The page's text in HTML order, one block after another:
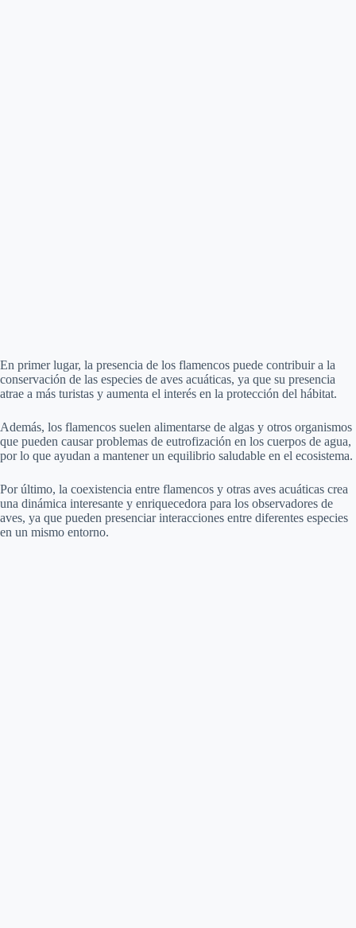
En primer lugar, la presencia de los flamencos puede contribuir a la
conservación de las especies de aves acuáticas, ya que su presencia
atrae a más turistas y aumenta el interés en la protección del hábitat.
Además, los flamencos suelen alimentarse de algas y otros organismos
que pueden causar problemas de eutrofización en los cuerpos de agua,
por lo que ayudan a mantener un equilibrio saludable en el ecosistema.
Por último, la coexistencia entre flamencos y otras aves acuáticas crea
una dinámica interesante y enriquecedora para los observadores de
aves, ya que pueden presenciar interacciones entre diferentes especies
en un mismo entorno.